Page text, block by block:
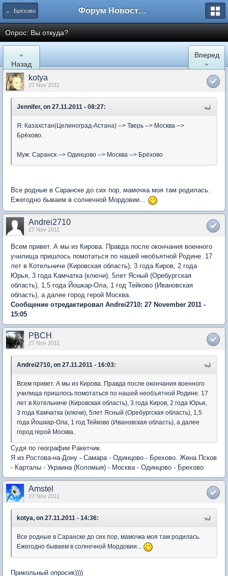
← Брёхово Форум Новостройки
Опрос: Вы откуда?
«
Назад
Вперед
»
kotya
27 Nov 2011
Jennifer, on 27.11.2011 - 08:27:
Я: Казахстан(Целиноград-Астана) --> Тверь --> Москва -->
Брёхово.
Муж: Саранск --> Одинцово --> Москва --> Брёхово
Все родные в Саранске до сих пор, мамочка моя там родилась.
Ежегодно бываем в солнечной Мордовии...
Andrei2710
27 Nov 2011
Всем привет. А мы из Кирова. Правда после окончания военного
училища пришлось помотаться по нашей необъятной Родине. 17
лет в Котельниче (Кировская область), 3 года Киров, 2 года
Юрья, 3 года Камчатка (ключи), 5лет Ясный (Оребургская
область), 1,5 года Йошкар-Ола, 1 год Тейково (Ивановская
область), а далее город герой Москва.
Сообщение отредактировал Andrei2710: 27 November 2011 -
15:05
PBCH
27 Nov 2011
Andrei2710, on 27.11.2011 - 16:03:
Всем привет. А мы из Кирова. Правда после окончания военного
училища пришлось помотаться по нашей необъятной Родине. 17
лет в Котельниче (Кировская область), 3 года Киров, 2 года Юрья,
3 года Камчатка (ключи), 5лет Ясный (Оребургская область), 1,5
года Йошкар-Ола, 1 год Тейково (Ивановская область), а далее
город герой Москва.
Cудя по географии Ракетчик.
Я из Ростова-на-Дону - Самара - Одинцово - Брехово. Жена Псков
- Карталы - Украина (Коломыя) - Москва - Одинцово - Брехово
Amstel
27 Nov 2011
kotya, on 27.11.2011 - 14:36:
Все родные в Саранске до сих пор, мамочка моя там родилась.
Ежегодно бываем в солнечной Мордовии...
Прикольный опросик))))